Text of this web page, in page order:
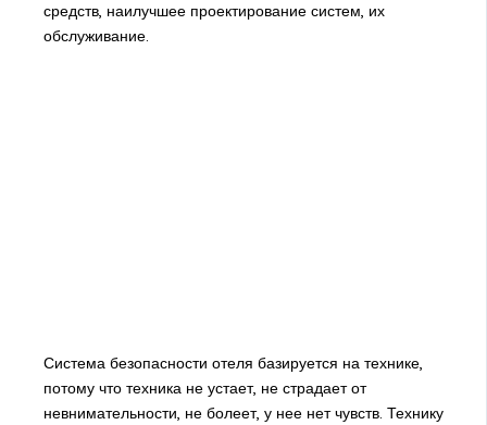
средств, наилучшее проектирование систем, их
обслуживание.
Система безопасности отеля базируется на технике,
потому что техника не устает, не страдает от
невнимательности, не болеет, у нее нет чувств. Технику